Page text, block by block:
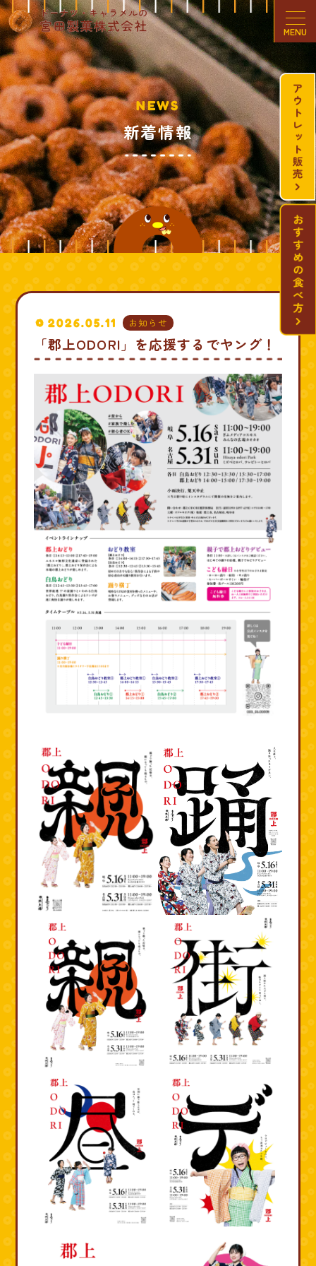
NEWS
新着情報
2026.05.11 お知らせ
「郡上ODORI」を応援するでヤング！
MENU